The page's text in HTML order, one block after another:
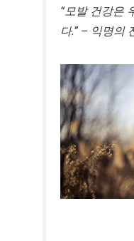
“모발 건강은
다.” – 익명의